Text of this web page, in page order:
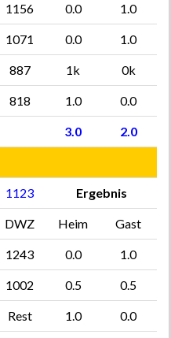
1156 0.0 1.0
1071 0.0 1.0
887 1k 0k
818 1.0 0.0
3.0 2.0
1123 Ergebnis
DWZ Heim Gast
1243 0.0 1.0
1002 0.5 0.5
Rest 1.0 0.0